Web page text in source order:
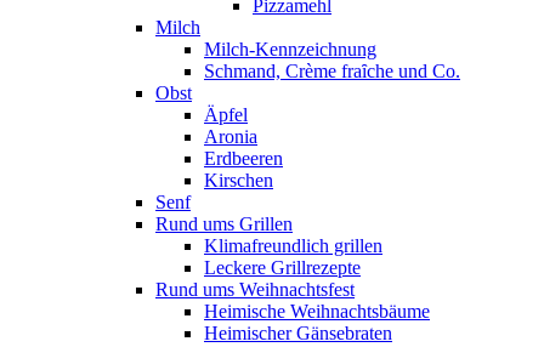
Pizzamehl
Milch
Milch-Kennzeichnung
Schmand, Crème fraȋche und Co.
Obst
Äpfel
Aronia
Erdbeeren
Kirschen
Senf
Rund ums Grillen
Klimafreundlich grillen
Leckere Grillrezepte
Rund ums Weihnachtsfest
Heimische Weihnachtsbäume
Heimischer Gänsebraten